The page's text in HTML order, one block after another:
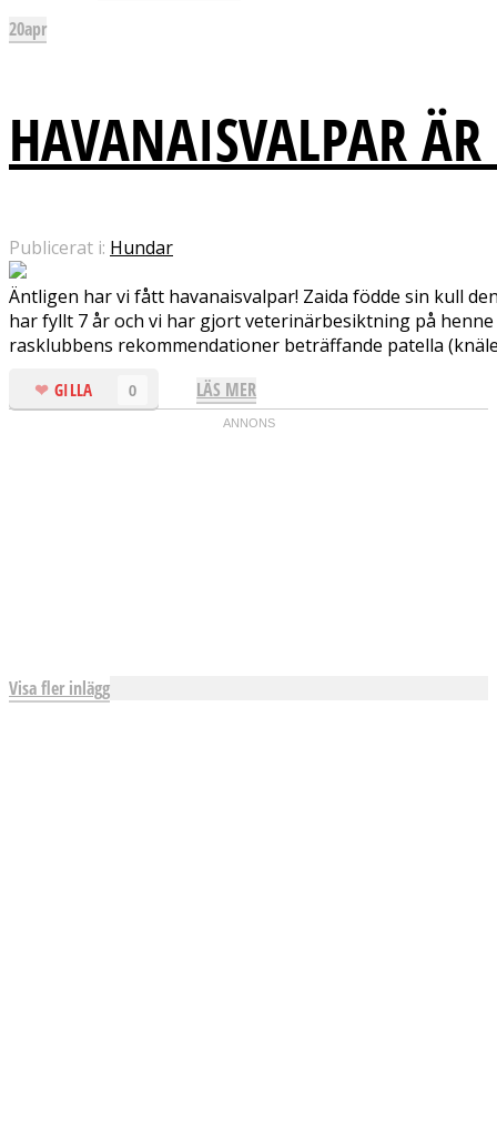
20apr
HAVANAISVALPAR
Publicerat i: Hundar
Äntligen har vi fått havanaisvalpar! Zaida födde sin kull
har fyllt 7 år och vi har gjort veterinärbesiktning på
rasklubbens rekommendationer beträffande patella
0
GILLA LÄS MER
Visa fler inlägg